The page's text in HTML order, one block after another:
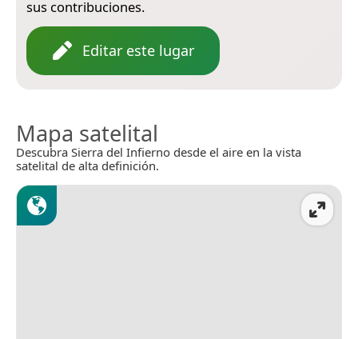
sus contribuciones.
Editar este lugar
Mapa satelital
Descubra Sierra del Infierno desde el aire en la vista
satelital de alta definición.